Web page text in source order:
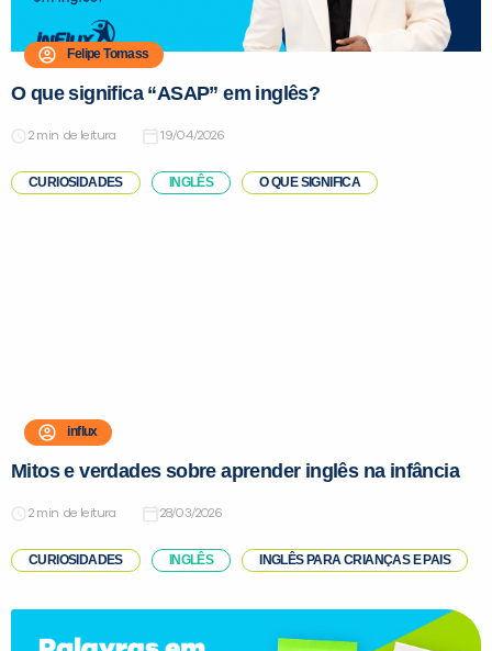
Felipe Tomass
O que significa “ASAP” em inglês?
de leitura 19/04/2026
CURIOSIDADES INGLÊS O QUE SIGNIFICA
influx
Mitos e verdades sobre aprender inglês na infância
de leitura 28/03/2026
CURIOSIDADES INGLÊS INGLÊS PARA CRIANÇAS E PAIS